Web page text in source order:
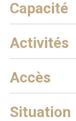
Capacité
Activités
Accès
Situation